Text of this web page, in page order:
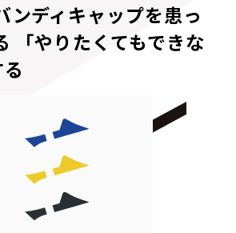
ンディキャップを患っ
「やりたくてもできな